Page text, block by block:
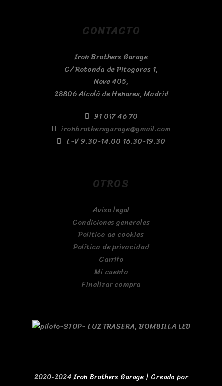
CONTACTO
Iron Brothers Garage
C/ Rotonda de Pitagoras 1,
Nave 405,
28806 Alcalá de Henares, Madrid
91 017 46 70
ironbrothersgarage@gmail.com
L-V 9.30-14.00 16.30-19.30
OTROS
Aviso legal
Condiciones generales
Política de cookies
Política de privacidad
Carrito
Mi cuenta
Finalizar compra
2020-2024Iron Brothers Garage | Creado por